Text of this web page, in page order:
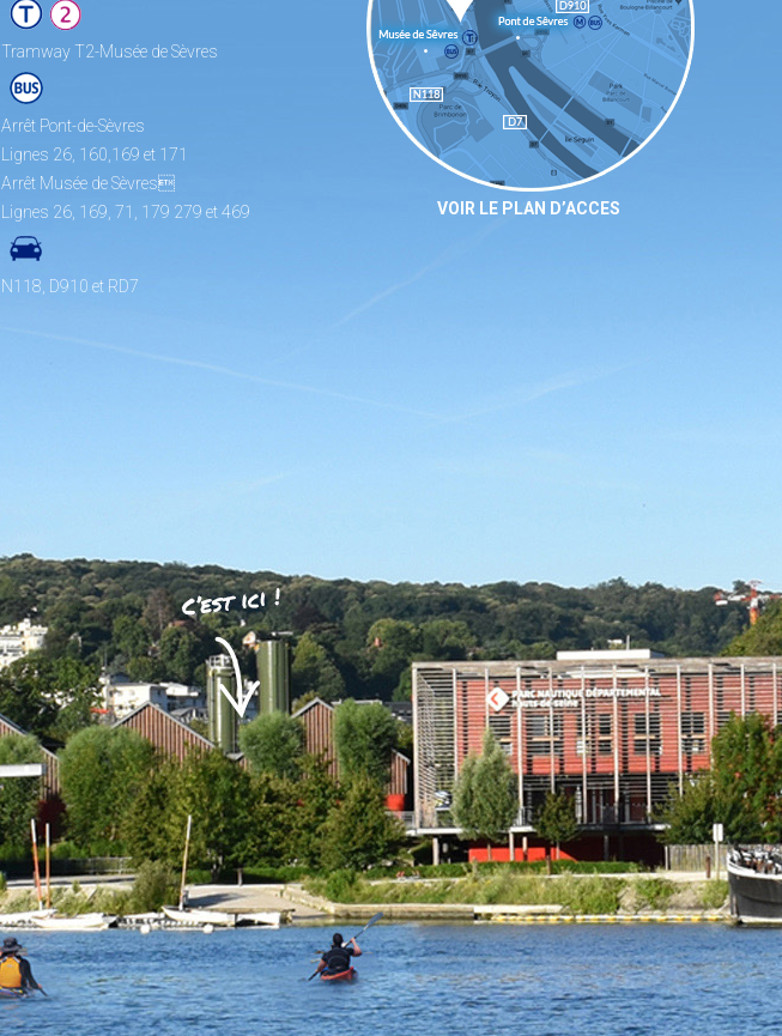
Tramway T2-Musée de Sèvres
Arrêt Pont-de-Sèvres
Lignes 26, 160,169 et 171
Arrêt Musée de Sèvres
Lignes 26, 169, 71, 179 279 et 469
N118, D910 et RD7
VOIR LE PLAN D’ACCES